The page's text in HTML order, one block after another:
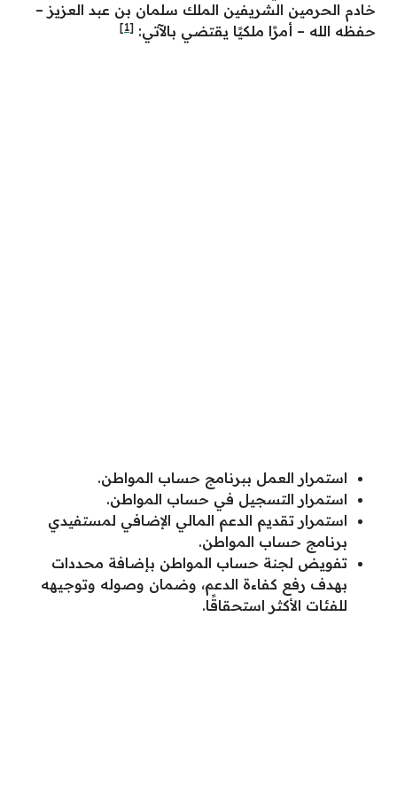
خادم الحرمين الشريفين الملك سلمان بن عبد العزيز –
حفظه الله – أمرًا ملكيًا يقتضي بالآتي: [1]
استمرار العمل ببرنامج حساب المواطن.
استمرار التسجيل في حساب المواطن.
استمرار تقديم الدعم المالي الإضافي لمستفيدي
برنامج حساب المواطن.
تفويض لجنة حساب المواطن بإضافة محددات
بهدف رفع كفاءة الدعم، وضمان وصوله وتوجيهه
للفئات الأكثر استحقاقًا.